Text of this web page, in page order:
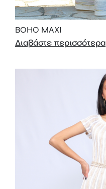
BOHO MAXI
Διαβάστε περισσότερα